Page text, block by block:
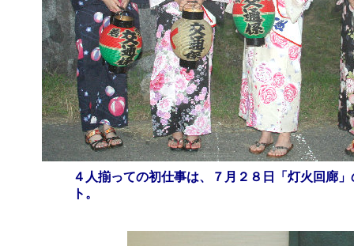
４人揃っての初仕事は、７月２８日「灯火回廊
ト。